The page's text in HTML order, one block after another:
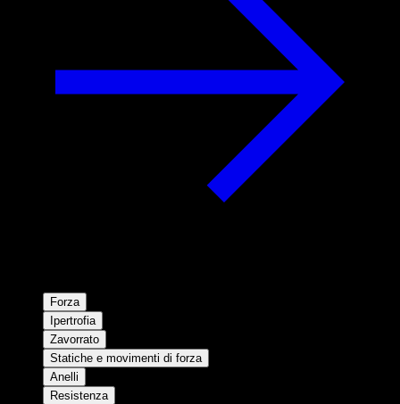
Forza
Ipertrofia
Zavorrato
Statiche e movimenti di forza
Anelli
Resistenza